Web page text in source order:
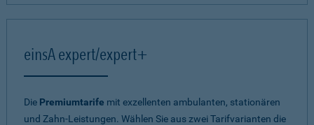
einsA expert/expert+
Die Premiumtarife mit exzellenten ambulanten, stationären
und Zahn-Leistungen. Wählen Sie aus zwei Tarifvarianten die